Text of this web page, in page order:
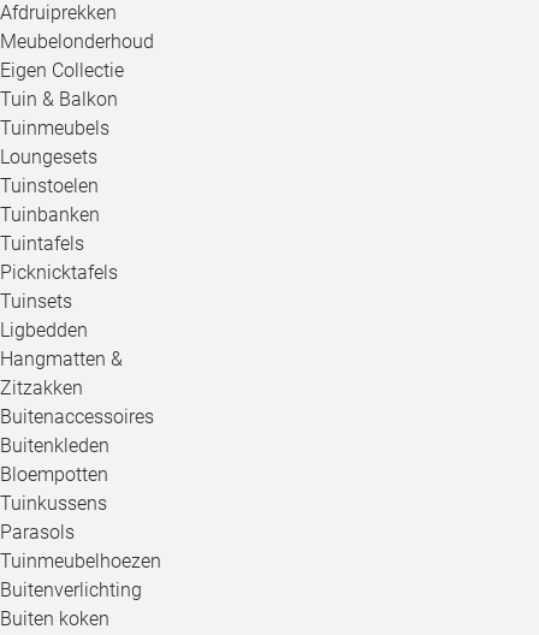
Afdruiprekken
Meubelonderhoud
Eigen Collectie
Tuin & Balkon
Tuinmeubels
Loungesets
Tuinstoelen
Tuinbanken
Tuintafels
Picknicktafels
Tuinsets
Ligbedden
Hangmatten &
Zitzakken
Buitenaccessoires
Buitenkleden
Bloempotten
Tuinkussens
Parasols
Tuinmeubelhoezen
Buitenverlichting
Buiten koken